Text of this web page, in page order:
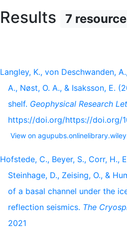
Results 7
Langley, K., von Deschwanden,
A., Nøst, O. A., & Isaksson, E.
shelf. Geophysical Research
https://doi.org/https://doi.org/
View on
Hofstede, C., Beyer, S., Corr, H.,
Steinhage, D., Zeising, O., &
of a basal channel under the
reflection seismics. The
2021